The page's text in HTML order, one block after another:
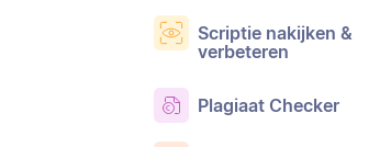
Scriptie nakijken &
verbeteren
Plagiaat Checker